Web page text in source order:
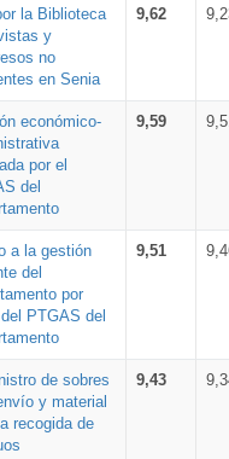
la Biblioteca
y
no
en Senia
9,62
económico-
por el
del
9,59
a la gestión
del
por
PTGAS del
9,51
de sobres
y material
recogida de
9,43